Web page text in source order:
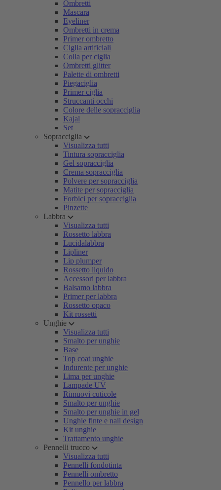
Ombretti
Mascara
Eyeliner
Ombretti in crema
Primer ombretto
Ciglia artificiali
Colla per ciglia
Ombretti glitter
Palette di ombretti
Piegaciglia
Primer ciglia
Struccanti occhi
Colore delle sopracciglia
Kajal
Set
Sopracciglia
Visualizza tutti
Tintura sopracciglia
Gel sopracciglia
Crema sopracciglia
Polvere per sopracciglia
Matite per sopracciglia
Forbici per sopracciglia
Pinzette
Labbra
Visualizza tutti
Rossetto labbra
Lucidalabbra
Lipliner
Lip plumper
Rossetto liquido
Accessori per labbra
Balsamo labbra
Primer per labbra
Rossetto opaco
Kit rossetti
Unghie
Visualizza tutti
Smalto per unghie
Base
Top coat unghie
Indurente per unghie
Lima per unghie
Lampade UV
Rimuovi cuticole
Smalto per unghie
Smalto per unghie in gel
Unghie finte e nail design
Kit unghie
Trattamento unghie
Pennelli trucco
Visualizza tutti
Pennelli fondotinta
Pennelli ombretto
Pennello per labbra